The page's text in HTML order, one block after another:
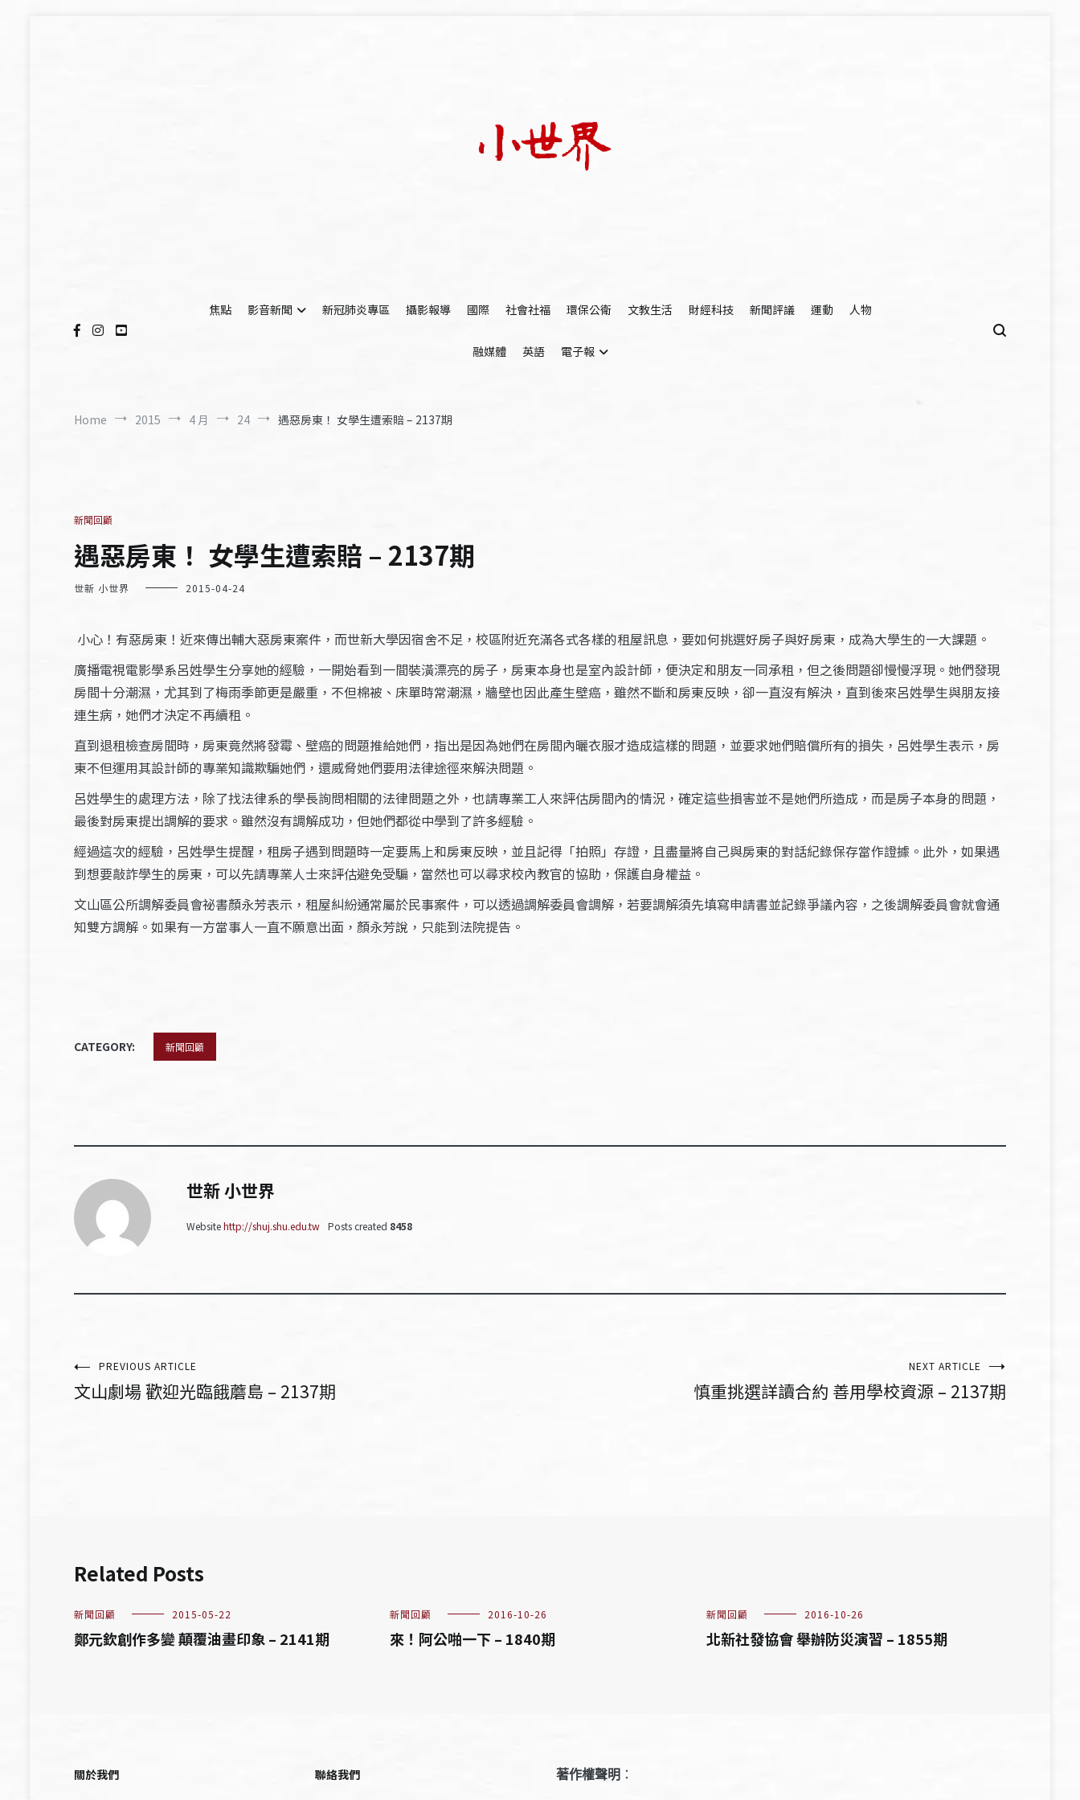
焦點
影音新聞 新冠肺炎專區 攝影報導 國際 社會社福 環保公衛 文教生活 財經科技 新聞評議 運動 人物
融媒體 英語 電子報
Home 2015 4 月 24 遇惡房東！ 女學生遭索賠 – 2137期
新聞回顧
遇惡房東！ 女學生遭索賠 – 2137期
世新 小世界 2015-04-24
小心！有惡房東！近來傳出輔大惡房東案件，而世新大學因宿舍不足，校區附近充滿各式各樣的租屋訊息，要如何挑選好房子與好房東，成為大學生的一大課題。
廣播電視電影學系呂姓學生分享她的經驗，一開始看到一間裝潢漂亮的房子，房東本身也是室內設計師，便決定和朋友一同承租，但之後問題卻慢慢浮現。她們發現
房間十分潮濕，尤其到了梅雨季節更是嚴重，不但棉被、床單時常潮濕，牆壁也因此產生壁癌，雖然不斷和房東反映，卻一直沒有解決，直到後來呂姓學生與朋友接
連生病，她們才決定不再續租。
直到退租檢查房間時，房東竟然將發霉、壁癌的問題推給她們，指出是因為她們在房間內曬衣服才造成這樣的問題，並要求她們賠償所有的損失，呂姓學生表示，房
東不但運用其設計師的專業知識欺騙她們，還威脅她們要用法律途徑來解決問題。
呂姓學生的處理方法，除了找法律系的學長詢問相關的法律問題之外，也請專業工人來評估房間內的情況，確定這些損害並不是她們所造成，而是房子本身的問題，
最後對房東提出調解的要求。雖然沒有調解成功，但她們都從中學到了許多經驗。
經過這次的經驗，呂姓學生提醒，租房子遇到問題時一定要馬上和房東反映，並且記得「拍照」存證，且盡量將自己與房東的對話紀錄保存當作證據。此外，如果遇
到想要敲詐學生的房東，可以先請專業人士來評估避免受騙，當然也可以尋求校內教官的協助，保護自身權益。
文山區公所調解委員會祕書顏永芳表示，租屋糾紛通常屬於民事案件，可以透過調解委員會調解，若要調解須先填寫申請書並記錄爭議內容，之後調解委員會就會通
知雙方調解。如果有一方當事人一直不願意出面，顏永芳說，只能到法院提告。
CATEGORY: 新聞回顧
世新 小世界
Websitehttp://shuj.shu.edu.tw Posts created 8458
文PREVIOUS ARTICLE
文山劇場 歡迎光臨餓蘑島 – 2137期
NEXT ARTICLE
慎重挑選詳讀合約 善用學校資源 – 2137期
Related Posts
新聞回顧 2015-05-22
鄭元欽創作多變 顛覆油畫印象 – 2141期
新聞回顧 2016-10-26
來！阿公啪一下 – 1840期
新聞回顧 2016-10-26
北新社發協會 舉辦防災演習 – 1855期
關於我們 聯絡我們 著作權聲明 ：